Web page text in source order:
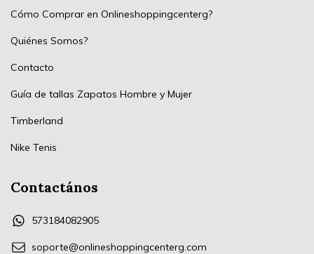
Cómo Comprar en Onlineshoppingcenterg?
Quiénes Somos?
Contacto
Guía de tallas Zapatos Hombre y Mujer
Timberland
Nike Tenis
Contactános
573184082905
soporte@onlineshoppingcenterg.com